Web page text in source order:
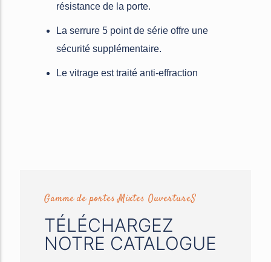
résistance de la porte.
La serrure 5 point de série offre une
sécurité supplémentaire.
Le vitrage est traité anti-effraction
Gamme de portes Mixtes OuvertureS
TÉLÉCHARGEZ
NOTRE CATALOGUE